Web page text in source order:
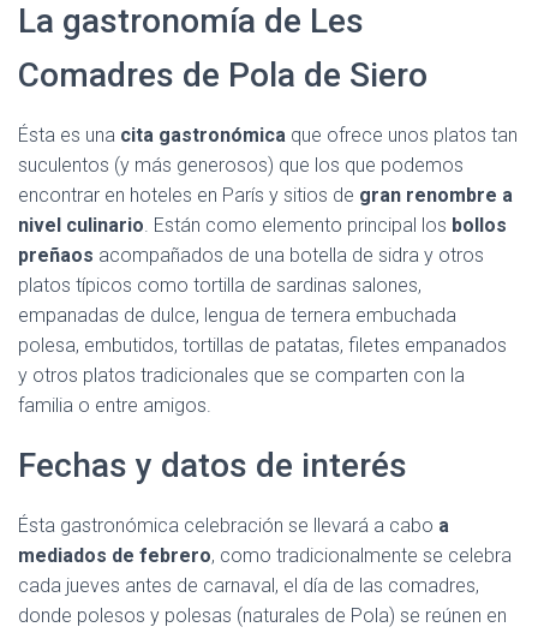
La gastronomía de Les
Comadres de Pola de Siero
Ésta es una cita gastronómica que ofrece unos platos tan
suculentos (y más generosos) que los que podemos
encontrar en hoteles en París y sitios de gran renombre a
nivel culinario. Están como elemento principal los bollos
preñaos acompañados de una botella de sidra y otros
platos típicos como tortilla de sardinas salones,
empanadas de dulce, lengua de ternera embuchada
polesa, embutidos, tortillas de patatas, filetes empanados
y otros platos tradicionales que se comparten con la
familia o entre amigos.
Fechas y datos de interés
Ésta gastronómica celebración se llevará a cabo a
mediados de febrero, como tradicionalmente se celebra
cada jueves antes de carnaval, el día de las comadres,
donde polesos y polesas (naturales de Pola) se reúnen en